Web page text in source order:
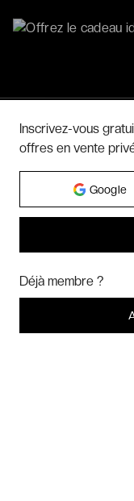
Hôtels par pays
Hôtels par régions
Hôtels par villes
Inscrivez-vous
offres en vente
Google
Déjà membre ?
Marketing? Vous pouvez
Je refuse